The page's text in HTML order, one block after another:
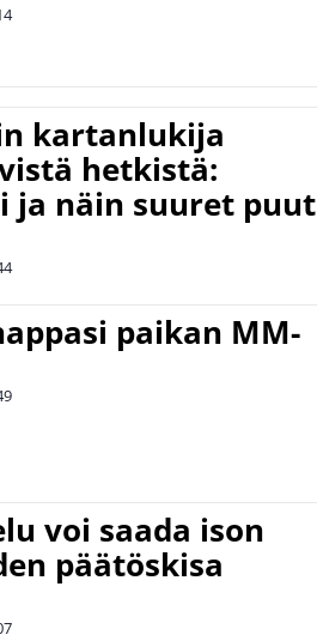
kartanlukija
hetkistä:
ja näin suuret puut
paikan MM-
voi saada ison
päätöskisa